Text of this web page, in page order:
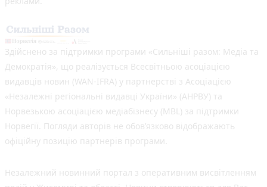
Здійснено за підтримки програми «Сильніші разом: Медіа та
Демократія», що реалізується Всесвітньою асоціацією
видавців новин (WAN-IFRA) у партнерстві з Асоціацією
«Незалежні регіональні видавці України» (АНРВУ) та
Норвезькою асоціацією медіабізнесу (MBL) за підтримки
Норвегії. Погляди авторів не обов’язково відображають
офіційну позицію партнерів програми.
Незалежний новинний портал з оперативним висвітленням